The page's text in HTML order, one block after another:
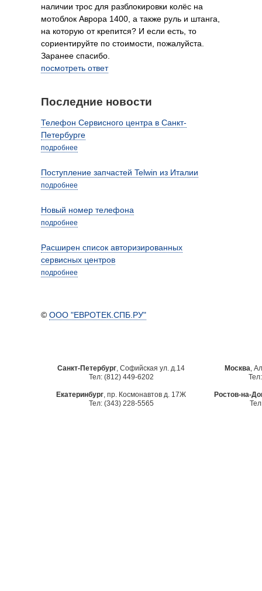
наличии трос для разблокировки колёс на
мотоблок Аврора 1400, а также руль и штанга,
на которую от крепится? И если есть, то
сориентируйте по стоимости, пожалуйста.
Заранее спасибо.
посмотреть ответ
Последние новости
Телефон Сервисного центра в Санкт-
Петербурге
подробнее
Поступление запчастей Telwin из Италии
подробнее
Новый номер телефона
подробнее
Расширен список авторизированных
сервисных центров
подробнее
© ООО "ЕВРОТЕК.СПБ.РУ"
Санкт-Петербург, Софийская ул. д.14
Тел: (812) 449-6202
Москва,
Екатеринбург, пр. Космонавтов д. 17Ж
Тел: (343) 228-5565
Ростов-на-